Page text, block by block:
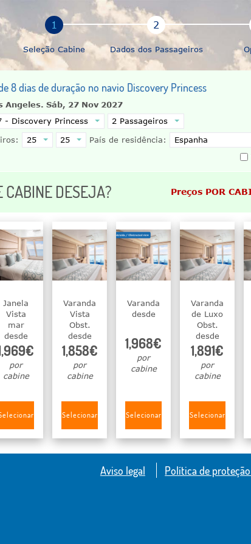
Seleção Cabine Dados dos Passageiros
8 dias de duração no navio Discovery Princess
Angeles. Sáb, 27 Nov 2027
País de residência:
CABINE DESEJA? Preços POR
Janela
Vista
mar
desde
por
cabine
Varanda
Vista
Obst.
desde
1,858€
por
cabine
Selecionar
Varanda
desde
1,968€
por
cabine
Selecionar
Varanda
de Luxo
Obst.
desde
1,891€
por
cabine
Selecionar
Aviso legal Política de